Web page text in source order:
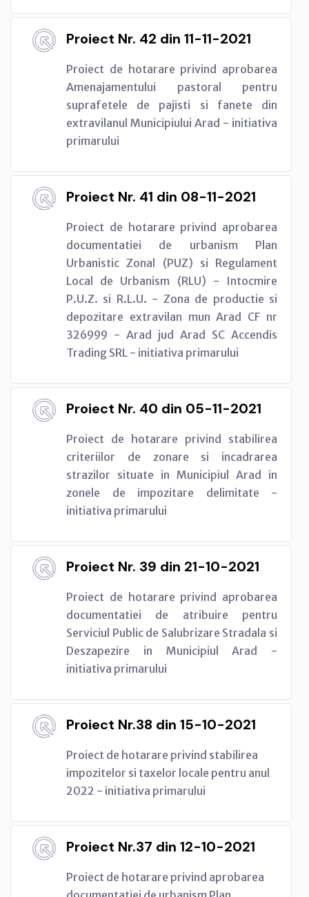
Proiect Nr. 42 din 11-11-2021
Proiect de hotarare privind aprobarea
Amenajamentului pastoral pentru
suprafetele de pajisti si fanete din
extravilanul Municipiului Arad - initiativa
primarului
Proiect Nr. 41 din 08-11-2021
Proiect de hotarare privind aprobarea
documentatiei de urbanism Plan
Urbanistic Zonal (PUZ) si Regulament
Local de Urbanism (RLU) - Intocmire
P.U.Z. si R.L.U. - Zona de productie si
depozitare extravilan mun Arad CF nr
326999 - Arad jud Arad SC Accendis
Trading SRL - initiativa primarului
Proiect Nr. 40 din 05-11-2021
Proiect de hotarare privind stabilirea
criteriilor de zonare si incadrarea
strazilor situate in Municipiul Arad in
zonele de impozitare delimitate -
initiativa primarului
Proiect Nr. 39 din 21-10-2021
Proiect de hotarare privind aprobarea
documentatiei de atribuire pentru
Serviciul Public de Salubrizare Stradala si
Deszapezire in Municipiul Arad -
initiativa primarului
Proiect Nr.38 din 15-10-2021
Proiect de hotarare privind stabilirea
impozitelor si taxelor locale pentru anul
2022 - initiativa primarului
Proiect Nr.37 din 12-10-2021
Proiect de hotarare privind aprobarea